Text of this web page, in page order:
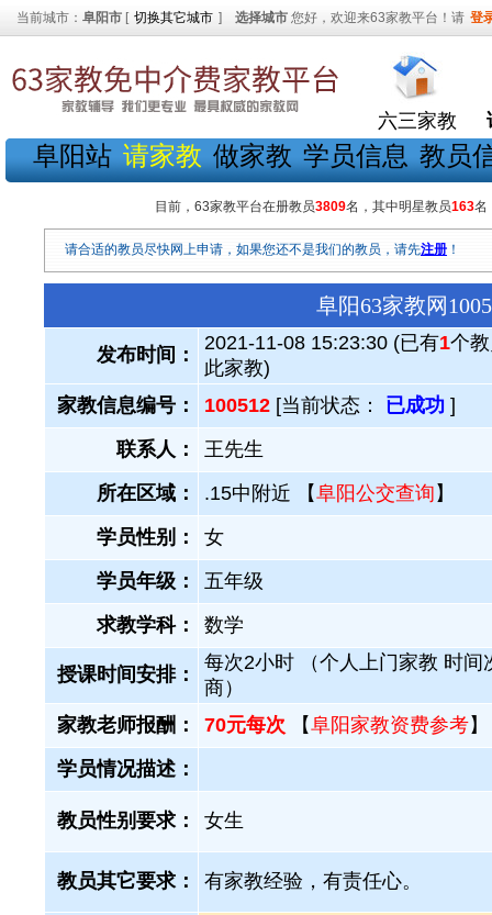
当前城市： 阜阳市 [ 切换其它城市 ] 选择城市 您好，欢迎来63家教平台！请 登
六三家教
阜阳站 请家教 做家教 学员信息 教员
目前，63家教平台在册教员3809名，其中明星教员163名
请合适的教员尽快网上申请，如果您还不是我们的教员，请先注册 ！
阜阳63家教网
发布时间：
2021-11-08 15:23:30 (已有1个
此家教)
家教信息编号：
100512 [当前状态： 已成功 ]
联系人：
王先生
所在区域：
.15中附近 【阜阳公交查询 】
学员性别：
女
学员年级：
五年级
求教学科：
数学
授课时间安排：
每次2小时 （个人上门家教 时间
商）
家教老师报酬：
70元每次 【阜阳家教资费参考】
学员情况描述：
教员性别要求： 女生
教员其它要求： 有家教经验，有责任心。